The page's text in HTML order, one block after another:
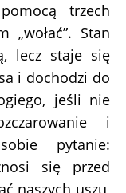
trzech
„wołać”. Stan
lecz staje się
i dochodzi do
jeśli nie
i
pytanie:
się przed